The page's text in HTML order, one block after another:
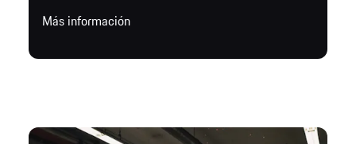
Más información